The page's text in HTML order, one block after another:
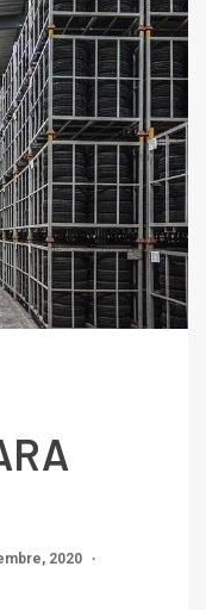
2020